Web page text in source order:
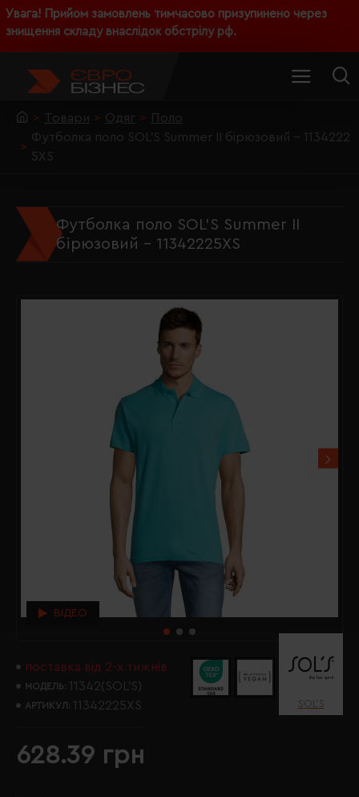
Увага! Прийом замовлень тимчасово призупинено через
знищення складу внаслідок обстрілу рф.
Товари Одяг
Поло
Футболка поло SOL'S Summer II бірюзовий - 1134222
5XS
Футболка поло SOL'S Summer II
бірюзовий - 11342225XS
ВІДЕО
поставка від 2-х тижнів
МОДЕЛЬ: 11342(SOL’S)
АРТИКУЛ: 11342225XS SOL’S
628.39 грн